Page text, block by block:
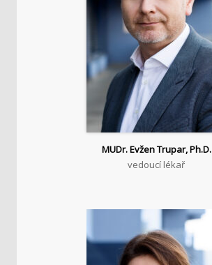
MUDr. Evžen Trupar, Ph.D.
vedoucí lékař